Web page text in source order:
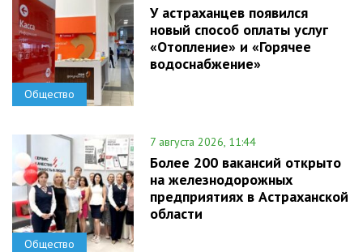
Общество
У астраханцев появился
новый способ оплаты услуг
«Отопление» и «Горячее
водоснабжение»
Общество
7 августа 2026, 11:44
Более 200 вакансий открыто
на железнодорожных
предприятиях в Астраханской
области